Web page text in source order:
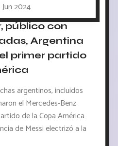
Jun 2024
público con
Argentina
primer partido
argentinos, incluidos
el Mercedes-Benz
de la Copa América
de Messi electrizó a la